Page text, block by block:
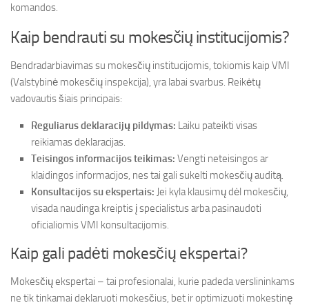
komandos.
Kaip bendrauti su mokesčių institucijomis?
Bendradarbiavimas su mokesčių institucijomis, tokiomis kaip VMI
(Valstybinė mokesčių inspekcija), yra labai svarbus. Reikėtų
vadovautis šiais principais:
Reguliarus deklaracijų pildymas: Laiku pateikti visas
reikiamas deklaracijas.
Teisingos informacijos teikimas: Vengti neteisingos ar
klaidingos informacijos, nes tai gali sukelti mokesčių auditą.
Konsultacijos su ekspertais: Jei kyla klausimų dėl mokesčių,
visada naudinga kreiptis į specialistus arba pasinaudoti
oficialiomis VMI konsultacijomis.
Kaip gali padėti mokesčių ekspertai?
Mokesčių ekspertai – tai profesionalai, kurie padeda verslininkams
ne tik tinkamai deklaruoti mokesčius, bet ir optimizuoti mokestinę